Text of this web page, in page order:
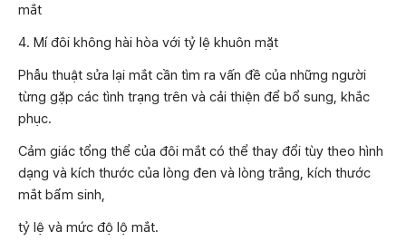
mắt
4. Mí đôi không hài hòa với tỷ lệ khuôn mặt
Phẫu thuật sửa lại mắt cần tìm ra vấn đề của những người
từng gặp các tình trạng trên và cải thiện để bổ sung, khắc
phục.
Cảm giác tổng thể của đôi mắt có thể thay đổi tùy theo hình
dạng và kích thước của lòng đen và lòng trắng, kích thước
mắt bẩm sinh,
tỷ lệ và mức độ lộ mắt.